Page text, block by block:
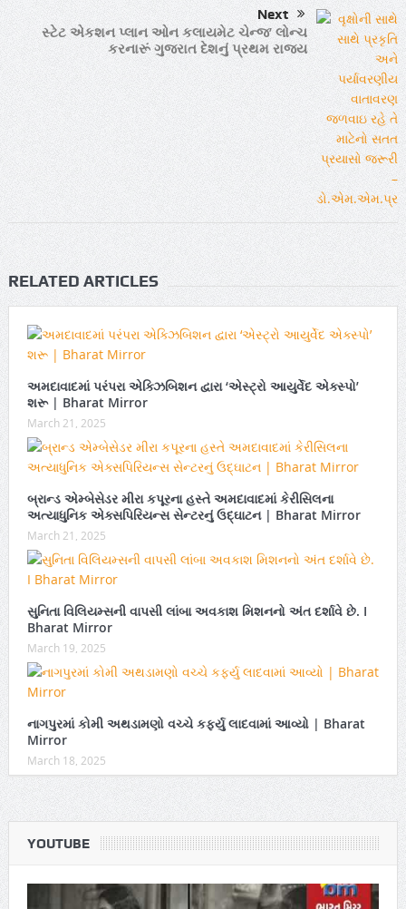
Next
સ્ટેટ એકશન પ્લાન ઓન કલાયમેટ ચેન્જ’ લોન્ચ
કરનારૂં ગુજરાત દેશનું પ્રથમ રાજ્ય
RELATED ARTICLES
અમદાવાદમાં પરંપરા એક્ઝિબિશન દ્વારા ‘એસ્ટ્રો આયુર્વેદ એક્સ્પો’
શરૂ | Bharat Mirror
March 21, 2025
બ્રાન્ડ એમ્બેસેડર મીરા કપૂરના હસ્તે અમદાવાદમાં કેરીસિલના
અત્યાધુનિક એક્સપિરિયન્સ સેન્ટરનું ઉદ્ઘાટન | Bharat Mirror
March 21, 2025
સુનિતા વિલિયમ્સની વાપસી લાંબા અવકાશ મિશનનો અંત દર્શાવે છે. I
Bharat Mirror
March 19, 2025
નાગપુરમાં કોમી અથડામણો વચ્ચે કર્ફ્યુ લાદવામાં આવ્યો | Bharat
Mirror
March 18, 2025
YOUTUBE